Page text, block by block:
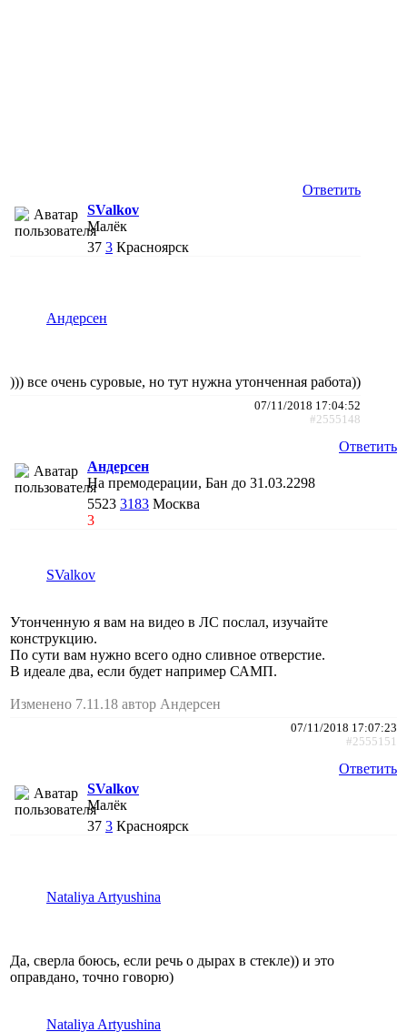
Ответить
SValkov
Малёк
37 3 Красноярск
Андерсен
))) все очень суровые, но тут нужна утонченная работа))
07/11/2018 17:04:52
#2555148
Ответить
Андерсен
На премодерации, Бан до 31.03.2298
5523 3183 Москва
3
SValkov
Утонченную я вам на видео в ЛС послал, изучайте
конструкцию.
По сути вам нужно всего одно сливное отверстие.
В идеале два, если будет например САМП.
Изменено 7.11.18 автор Андерсен
07/11/2018 17:07:23
#2555151
Ответить
SValkov
Малёк
37 3 Красноярск
Nataliya Artyushina
Да, сверла боюсь, если речь о дырах в стекле)) и это
оправдано, точно говорю)
Nataliya Artyushina